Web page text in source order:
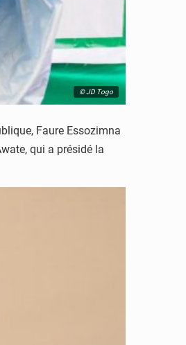
© JD Togo
Faure Essozimna
qui a présidé la